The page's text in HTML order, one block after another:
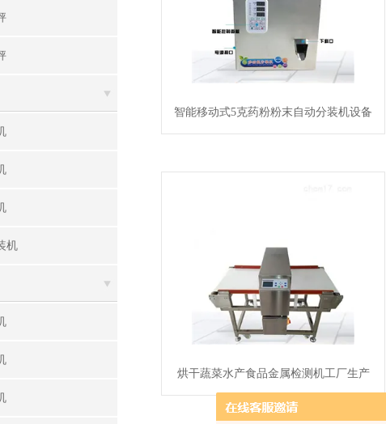
机
智能移动式5克药粉粉末自动分装机设备
烘干蔬菜水产食品金属检测机工厂生产